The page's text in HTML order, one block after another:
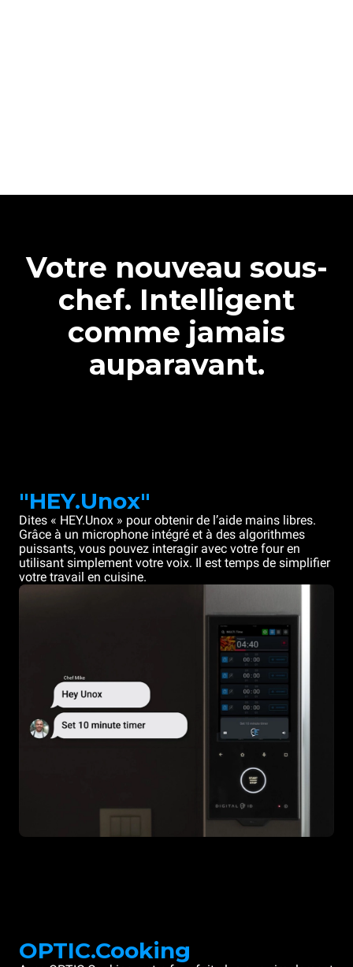
Votre nouveau sous-
chef. Intelligent
comme jamais
auparavant.
"HEY.Unox"
Dites « HEY.Unox » pour obtenir de l’aide mains libres.
Grâce à un microphone intégré et à des algorithmes
puissants, vous pouvez interagir avec votre four en
utilisant simplement votre voix. Il est temps de simplifier
votre travail en cuisine.
OPTIC.Cooking